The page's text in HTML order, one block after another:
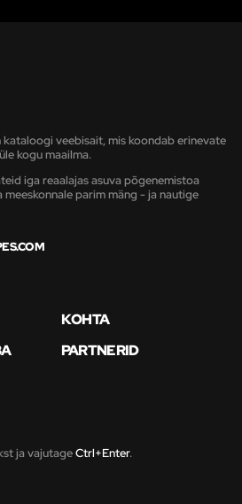
veebisait, mis koondab erinevate
kogu maailma.
iga reaalajas asuva põgenemistoa
meeskonnale parim mäng - ja nautige
KOHTA
PARTNERID
ja vajutageCtrl+Enter.